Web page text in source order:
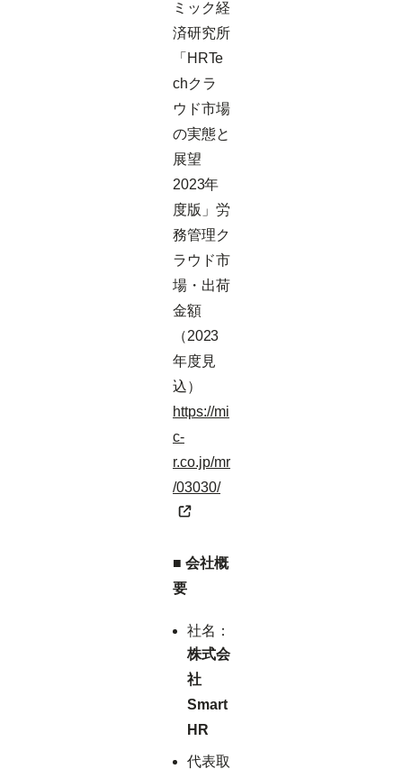
ミック経
済研究所
「HRTe
chクラ
ウド市場
の実態と
展望
2023年
度版」労
務管理ク
ラウド市
場・出荷
金額
（2023
年度見
込）
https://mi
c-
r.co.jp/mr
/03030/
■ 会社概
要
社名：
株式会
社
Smart
HR
代表取